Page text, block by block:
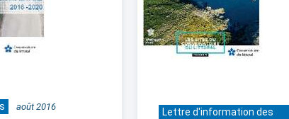
août 2016
Lettre d'information des